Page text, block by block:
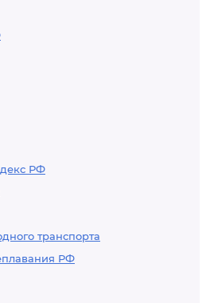
РФ
транспорта
РФ